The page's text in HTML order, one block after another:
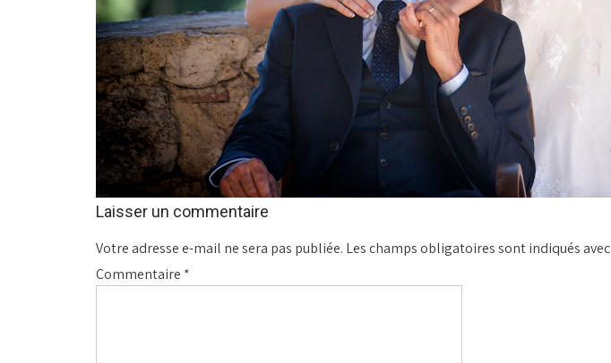
Laisser un commentaire
Votre adresse e-mail ne sera pas publiée. Les champs obligatoires sont indiqués avec
Commentaire *